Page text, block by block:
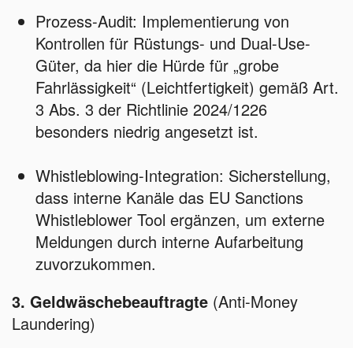
Prozess-Audit: Implementierung von
Kontrollen für Rüstungs- und Dual-Use-
Güter, da hier die Hürde für „grobe
Fahrlässigkeit“ (Leichtfertigkeit) gemäß Art.
3 Abs. 3 der Richtlinie 2024/1226
besonders niedrig angesetzt ist.
Whistleblowing-Integration: Sicherstellung,
dass interne Kanäle das EU Sanctions
Whistleblower Tool ergänzen, um externe
Meldungen durch interne Aufarbeitung
zuvorzukommen.
3. Geldwäschebeauftragte (Anti-Money
Laundering)